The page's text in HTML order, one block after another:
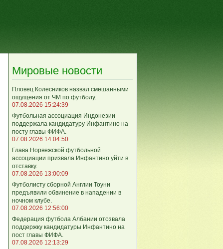
Мировые новости
Пловец Колесников назвал смешанными
ощущения от ЧМ по футболу.
07.08.2026 15:24:39
Футбольная ассоциация Индонезии
поддержала кандидатуру Инфантино на
посту главы ФИФА.
07.08.2026 14:04:50
Глава Норвежской футбольной
ассоциации призвала Инфантино уйти в
отставку.
07.08.2026 13:00:09
Футболисту сборной Англии Тоуни
предъявили обвинение в нападении в
ночном клубе.
07.08.2026 12:56:00
Федерация футбола Албании отозвала
поддержку кандидатуры Инфантино на
пост главы ФИФА.
07.08.2026 12:13:29